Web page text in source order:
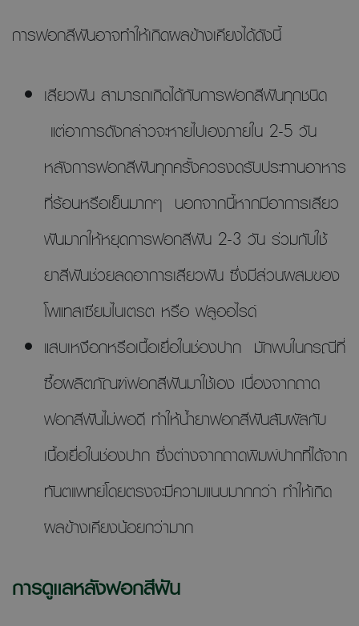
การฟอกสีฟันอาจทำให้เกิดผลข้างเคียงได้ดังนี้
เสียวฟัน สามารถเกิดได้กับการฟอกสีฟันทุกชนิด
แต่อาการดังกล่าวจะหายไปเองภายใน 2-5 วัน
หลังการฟอกสีฟันทุกครั้งควรงดรับประทานอาหาร
ที่ร้อนหรือเย็นมากๆ นอกจากนี้หากมีอาการเสียว
ฟันมากให้หยุดการฟอกสีฟัน 2-3 วัน ร่วมกับใช้
ยาสีฟันช่วยลดอาการเสียวฟัน ซึ่งมีส่วนผสมของ
โพแทสเซียมไนเตรต หรือ ฟลูออไรด์
แสบเหงือกหรือเนื้อเยื่อในช่องปาก มักพบในกรณีที่
ซื้อผลิตภัณฑ์ฟอกสีฟันมาใช้เอง เนื่องจากถาด
ฟอกสีฟันไม่พอดี ทำให้น้ำยาฟอกสีฟันสัมผัสกับ
เนื้อเยื่อในช่องปาก ซึ่งต่างจากถาดพิมพ์ปากที่ได้จาก
ทันตแพทย์โดยตรงจะมีความแนบมากกว่า ทำให้เกิด
ผลข้างเคียงน้อยกว่ามาก
การดูแลหลังฟอกสีฟัน